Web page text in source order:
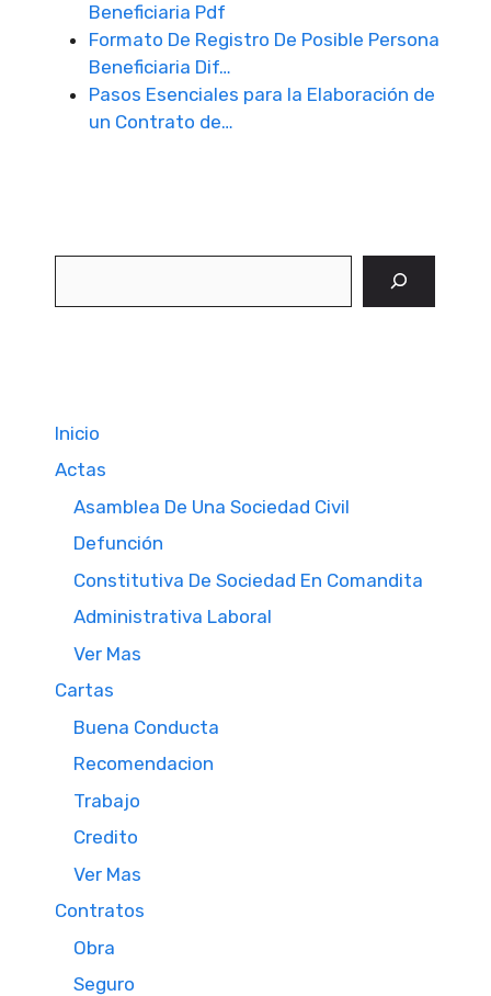
Beneficiaria Pdf
Formato De Registro De Posible Persona
Beneficiaria Dif…
Pasos Esenciales para la Elaboración de
un Contrato de…
Inicio
Actas
Asamblea De Una Sociedad Civil
Defunción
Constitutiva De Sociedad En Comandita
Administrativa Laboral
Ver Mas
Cartas
Buena Conducta
Recomendacion
Trabajo
Credito
Ver Mas
Contratos
Obra
Seguro